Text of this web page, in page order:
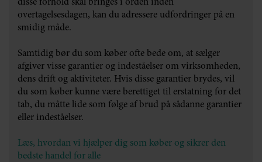
disse forhold skal bringes i orden inden
overtagelsesdagen, kan du adressere udfordringer på en
smidig måde.
Samtidig bør du som køber ofte bede om, at sælger
afgiver visse garantier og indeståelser om virksomheden,
dens drift og aktiviteter. Hvis disse garantier brydes, vil
du som køber kunne være berettiget til erstatning for det
tab, du måtte lide som følge af brud på sådanne garantier
eller indeståelser.
Læs, hvordan vi hjælper dig som køber og sikrer den
bedste handel for alle